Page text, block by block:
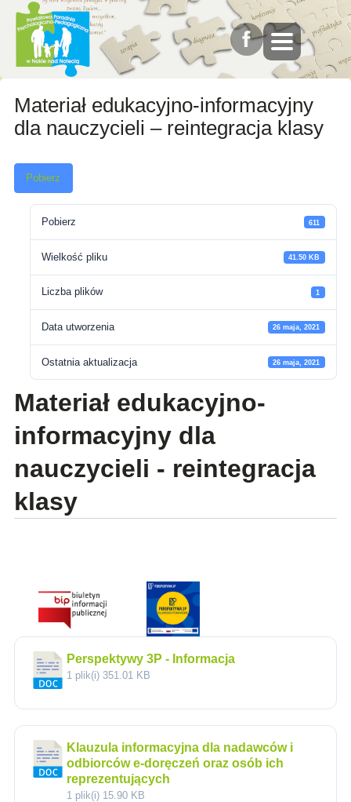
Materiał edukacyjno-informacyjny
dla nauczycieli – reintegracja klasy
Pobierz
Pobierz 611
Wielkość pliku 41.50 KB
Liczba plików 1
Data utworzenia 26 maja, 2021
Ostatnia aktualizacja 26 maja, 2021
Materiał edukacyjno-
informacyjny dla
nauczycieli - reintegracja
klasy
Perspektywy 3P - Informacja
1 plik(i) 351.01 KB
Klauzula informacyjna dla nadawców i
odbiorców e-doręczeń oraz osób ich
reprezentujących
1 plik(i) 15.90 KB